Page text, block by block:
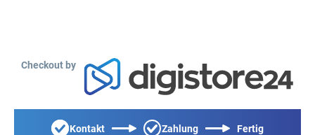
Checkout by
Kontakt Zahlung Fertig